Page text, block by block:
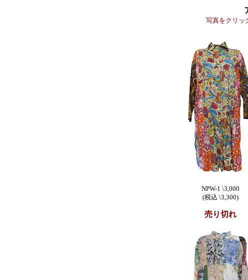
写真をクリッ
NPW-1 \3,000
(税込 \3,300)
売り切れ